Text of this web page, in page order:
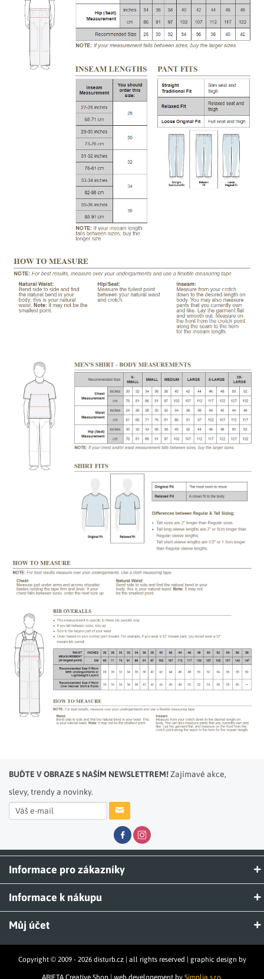
BUĎTE V OBRAZE S NAŠÍM NEWSLETTREM!Zajímavé akce,
slevy, trendy a novinky.
Informace pro zákazníky
Informace k nákupu
Můj účet
Copyright © 2009 - 2026 disturb.cz | all rights reserved | graphic design by
ARIETA Creative Shop | web developement by Simplia s.r.o.